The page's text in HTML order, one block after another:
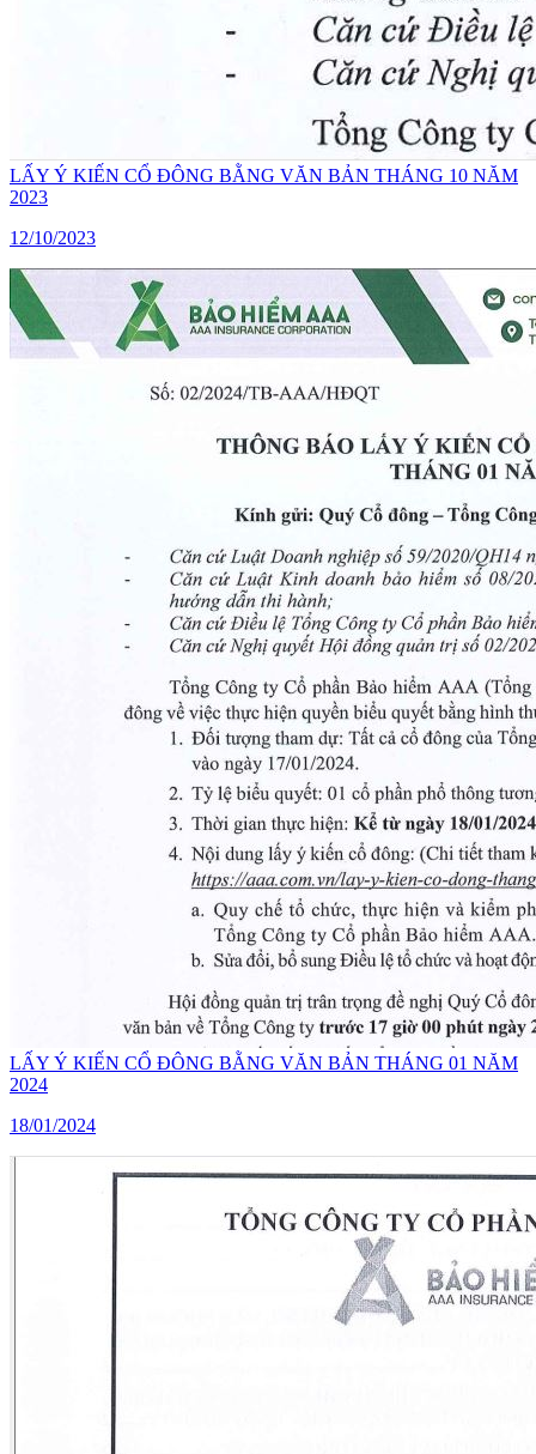
LẤY Ý KIẾN CỔ ĐÔNG BẰNG VĂN BẢN THÁNG 10 NĂM
2023
12/10/2023
LẤY Ý KIẾN CỔ ĐÔNG BẰNG VĂN BẢN THÁNG 01 NĂM
2024
18/01/2024